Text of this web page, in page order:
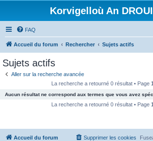
Korvigelloù An
FAQ
Accueil du forum Rechercher Sujets actifs
Sujets actifs
Aller sur la recherche avancée
La recherche a retourné 0 résultat • Page 1
Aucun résultat ne correspond aux termes que vous avez
La recherche a retourné 0 résultat • Page 1
Accueil du forum Supprimer les cookies